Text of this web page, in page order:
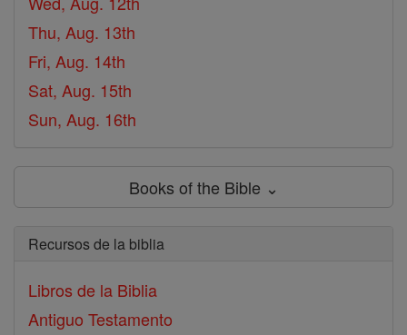
Thu, Aug. 13th
Fri, Aug. 14th
Sat, Aug. 15th
Sun, Aug. 16th
Books of the Bible ⌄
Recursos de la biblia
Libros de la Biblia
Antiguo Testamento